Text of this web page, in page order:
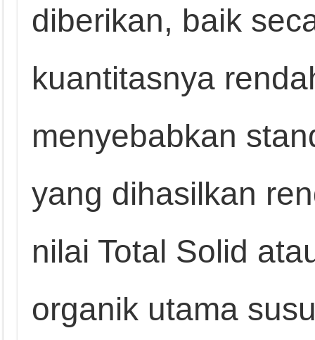
diberikan, baik
kuantitasnya
menyebabkan
yang dihasilkan
nilai Total Solid
organik utama